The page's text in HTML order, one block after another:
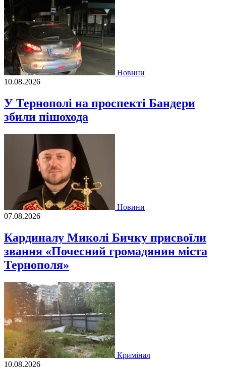
Новини
10.08.2026
У Тернополі на проспекті Бандери
збили пішохода
Новини
07.08.2026
Кардиналу Миколі Бичку присвоїли
звання «Почесний громадянин міста
Тернополя»
Кримінал
10.08.2026